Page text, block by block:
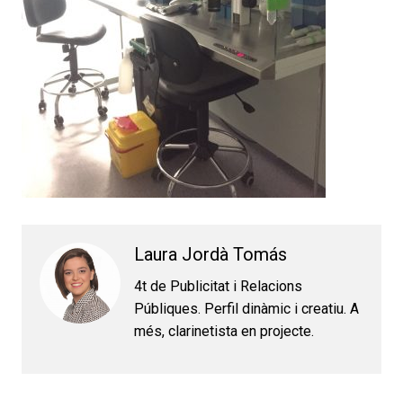
Laura Jordà Tomás
4t de Publicitat i Relacions
Públiques. Perfil dinàmic i creatiu. A
més, clarinetista en projecte.